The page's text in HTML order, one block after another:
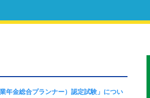
年金総合プランナー）認定試験」につい